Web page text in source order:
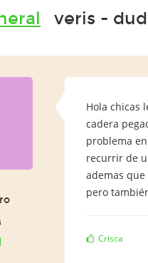
veris -
Hola chicas
cadera
problema
recurrir de
ademas
pero
Crisca